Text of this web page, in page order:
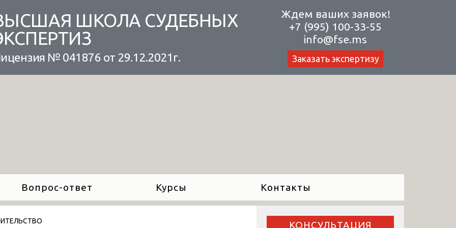
ШКОЛА СУДЕБНЫХ
№ 041876 от 29.12.2021г.
Ждем ваших заявок!
+7 (995) 100-33-55
info@fse.ms
Заказать экспертизу
Вопрос-ответ Курсы Контакты
КОНСУЛЬТАЦИЯ